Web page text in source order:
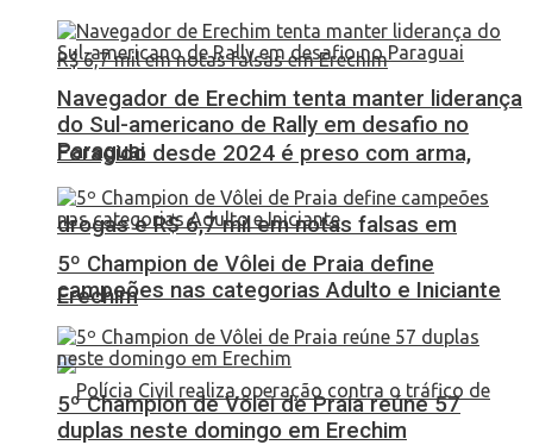
Foragido desde 2024 é preso com arma,
drogas e R$ 6,7 mil em notas falsas em
Erechim
Navegador de Erechim tenta manter liderança
do Sul-americano de Rally em desafio no
Paraguai
5º Champion de Vôlei de Praia define
campeões nas categorias Adulto e Iniciante
5º Champion de Vôlei de Praia reúne 57
duplas neste domingo em Erechim